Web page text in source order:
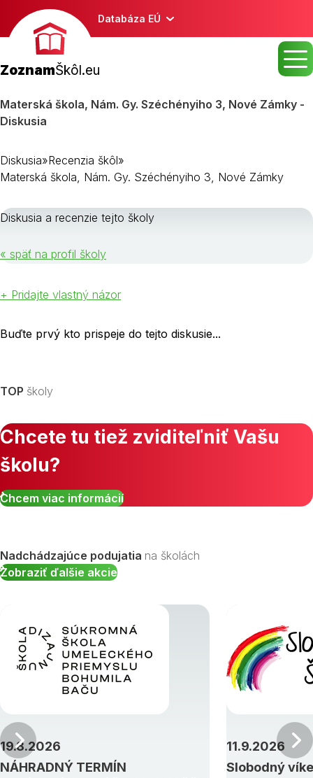
Databáza EÚ
ZoznamŠkôl.eu
Materská škola, Nám. Gy. Széchényiho 3, Nové Zámky -
Diskusia
Diskusia»Recenzia škôl»
Materská škola, Nám. Gy. Széchényiho 3, Nové Zámky
Diskusia a recenzie tejto školy
« späť na profil školy
+ Pridajte vlastný názor
Buďte prvý kto prispeje do tejto diskusie...
TOP školy
Chcete tu tiež zviditeľniť Vašu
školu?
Chcem viac informácií
Nadchádzajúce podujatia na školách
Zobraziť ďalšie akcie
NÁHRADNÝ TERMÍN
19.8.2026
Slobodný
11.9.2026
Predchádzajúci